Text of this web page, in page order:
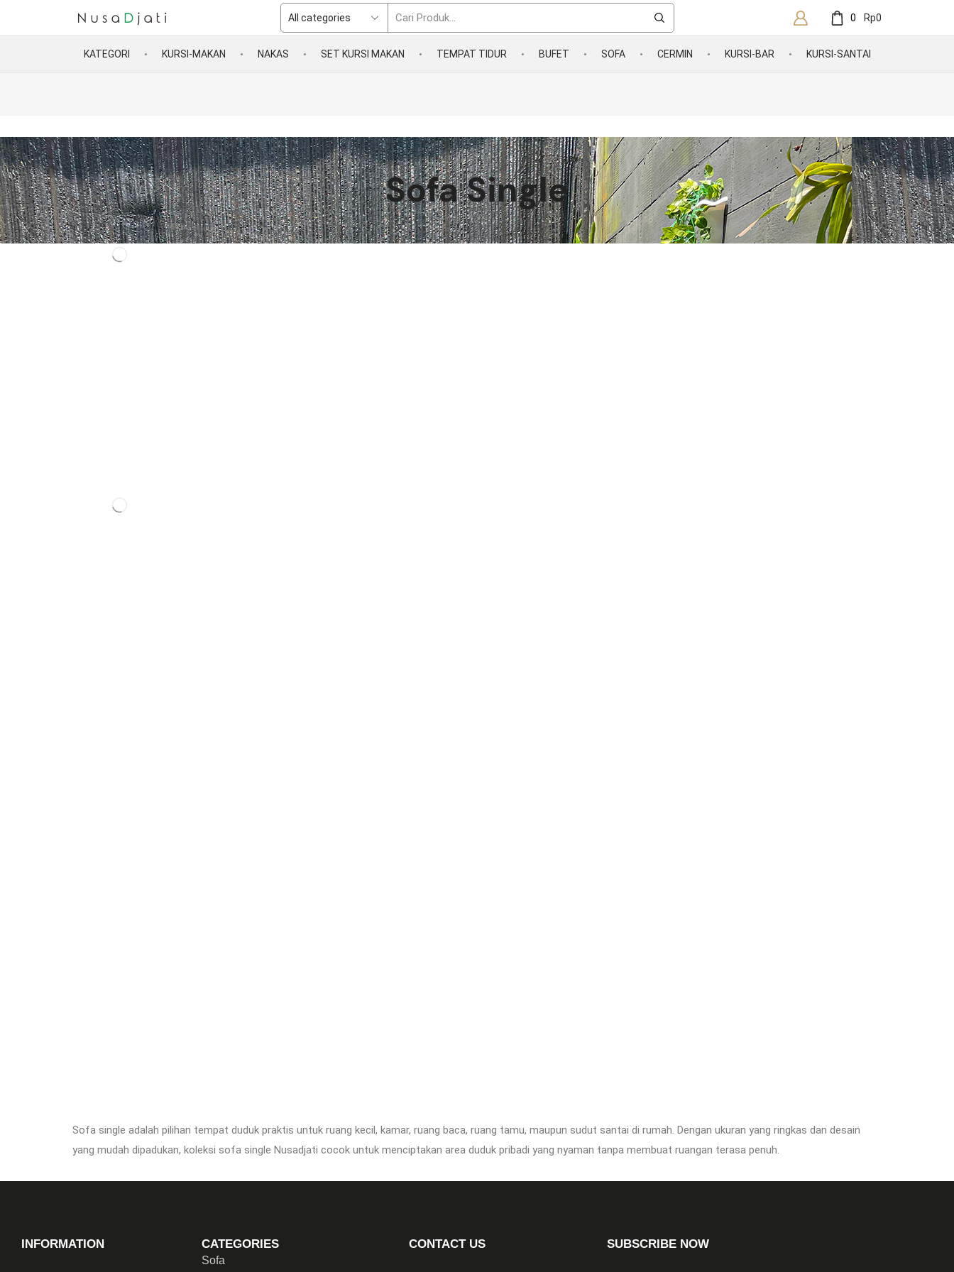
0 Rp0
KATEGORI KURSI-MAKAN NAKAS SET KURSI MAKAN TEMPAT TIDUR BUFET SOFA CERMIN KURSI-BAR KURSI-SANTAI
Sofa Single
Sofa single adalah pilihan tempat duduk praktis untuk ruang kecil, kamar, ruang baca, ruang tamu, maupun sudut santai di rumah. Dengan ukuran yang ringkas dan desain
yang mudah dipadukan, koleksi sofa single Nusadjati cocok untuk menciptakan area duduk pribadi yang nyaman tanpa membuat ruangan terasa penuh.
INFORMATION CATEGORIES
Sofa
CONTACT US SUBSCRIBE NOW